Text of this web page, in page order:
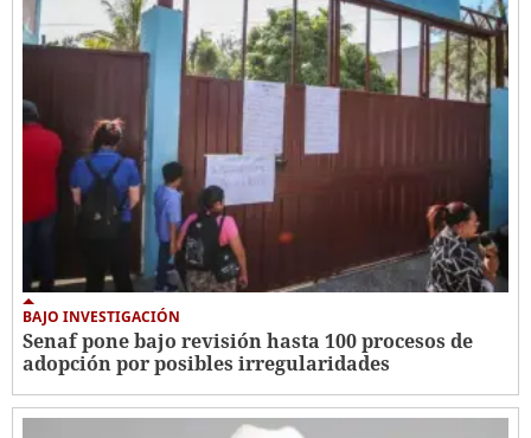
BAJO INVESTIGACIÓN
Senaf pone bajo revisión hasta 100 procesos de
adopción por posibles irregularidades